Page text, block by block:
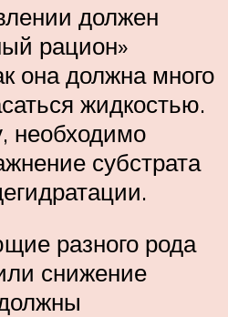
должен
рацион»
она должна много
жидкостью.
необходимо
субстрата
разного рода
снижение